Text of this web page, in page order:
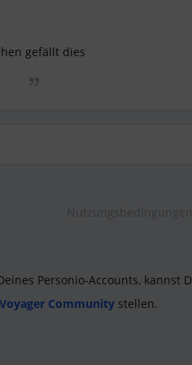
gefällt dies
Personio-Accounts, kannst
Community stellen.